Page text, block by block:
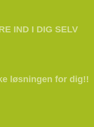
IND I DIG SELV
løsningen for dig!!